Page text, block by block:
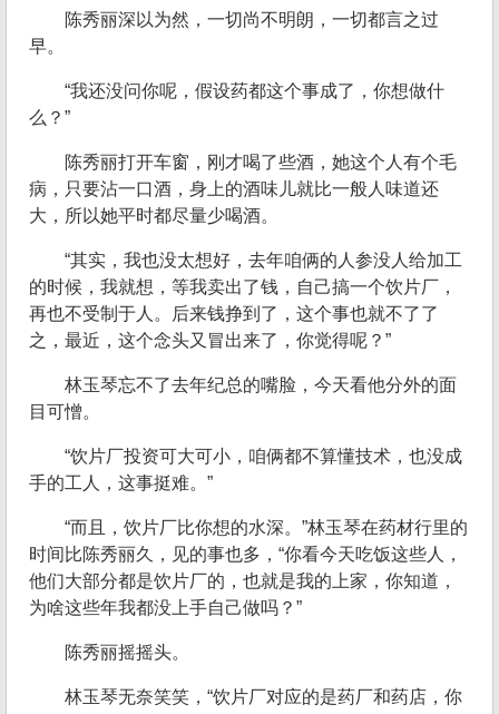
陈秀丽深以为然，一切尚不明朗，一切都言之过
早。
“我还没问你呢，假设药都这个事成了，你想做什
么？”
陈秀丽打开车窗，刚才喝了些酒，她这个人有个毛
病，只要沾一口酒，身上的酒味儿就比一般人味道还
大，所以她平时都尽量少喝酒。
“其实，我也没太想好，去年咱俩的人参没人给加工
的时候，我就想，等我卖出了钱，自己搞一个饮片厂，
再也不受制于人。后来钱挣到了，这个事也就不了了
之，最近，这个念头又冒出来了，你觉得呢？”
林玉琴忘不了去年纪总的嘴脸，今天看他分外的面
目可憎。
“饮片厂投资可大可小，咱俩都不算懂技术，也没成
手的工人，这事挺难。”
“而且，饮片厂比你想的水深。”林玉琴在药材行里的
时间比陈秀丽久，见的事也多，“你看今天吃饭这些人，
他们大部分都是饮片厂的，也就是我的上家，你知道，
为啥这些年我都没上手自己做吗？”
陈秀丽摇摇头。
林玉琴无奈笑笑，“饮片厂对应的是药厂和药店，你